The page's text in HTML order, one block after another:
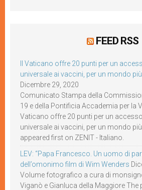
FEED RSS
Il Vaticano offre 20 punti per un
universale ai vaccini, per un mondo
Dicembre 29, 2020
Comunicato Stampa della
19 e della Pontificia Accademia per la
Vaticano offre 20 punti per un
universale ai vaccini, per un mondo
appeared first on ZENIT - Italiano.
LEV: “Papa Francesco. Un uomo di
dell’omonimo film di Wim Wenders
Volume fotografico a cura di
Viganò e Gianluca della Maggiore The